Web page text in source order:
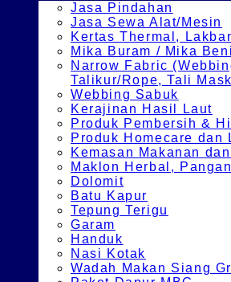
Jasa Pindahan
Jasa Sewa Alat/Mesin
Kertas Thermal,
Mika Buram / Mika
Narrow Fabric
Talikur/Rope, Tali
Webbing Sabuk
Kerajinan Hasil Laut
Produk Pembersih &
Produk Homecare dan
Kemasan Makanan
Maklon Herbal,
Dolomit
Batu Kapur
Tepung Terigu
Garam
Handuk
Nasi Kotak
Wadah Makan Siang